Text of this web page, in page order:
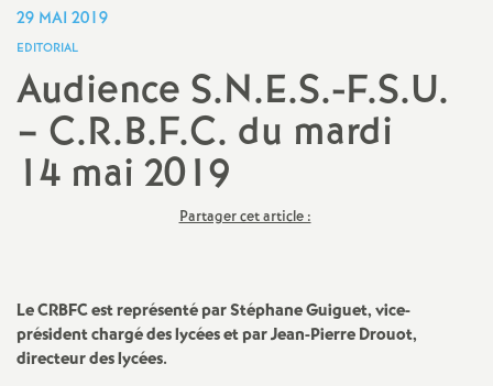
a
t
t
29 MAI 2019
EDITORIAL
Audience S.N.E.S.-F.S.U.
– C.R.B.F.C. du mardi
14 mai 2019
Partager cet article :
Le CRBFC est représenté par Stéphane Guiguet, vice-
président chargé des lycées et par Jean-Pierre Drouot,
directeur des lycées.